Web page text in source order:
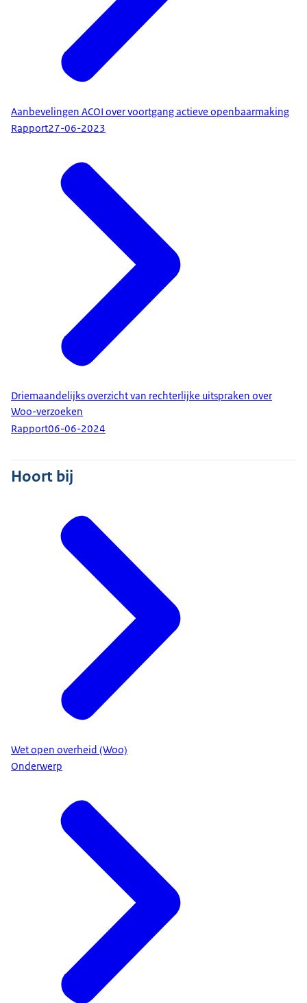
Aanbevelingen ACOI over voortgang actieve openbaarmaking
Rapport27-06-2023
Driemaandelijks overzicht van rechterlijke uitspraken over
Woo-verzoeken
Rapport06-06-2024
Hoort bij
Wet open overheid (Woo)
Onderwerp